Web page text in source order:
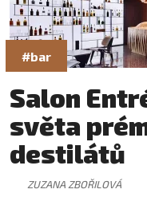
#bar
Salon
světa
destilátů
ZUZANA ZBOŘILOVÁ